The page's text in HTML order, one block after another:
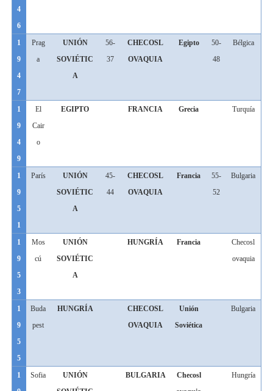
4
6
1
9
4
7
Prag
a
UNIÓN
SOVIÉTIC
A
56-
37
CHECOSL
OVAQUIA
Egipto
50-
48
Bélgica
1
9
4
9
El
Cair
o
EGIPTO FRANCIA Grecia Turquía
1
9
5
1
París
UNIÓN
SOVIÉTIC
A
45-
44
CHECOSL
OVAQUIA
Francia
55-
52
Bulgaria
1
9
5
3
Mos
cú
UNIÓN
SOVIÉTIC
A
HUNGRÍA Francia
Checosl
ovaquia
1
9
5
5
Buda
pest
HUNGRÍA
CHECOSL
OVAQUIA
Unión
Soviética
Bulgaria
1
Sofia
UNIÓN
BULGARIA
Checosl
Hungría